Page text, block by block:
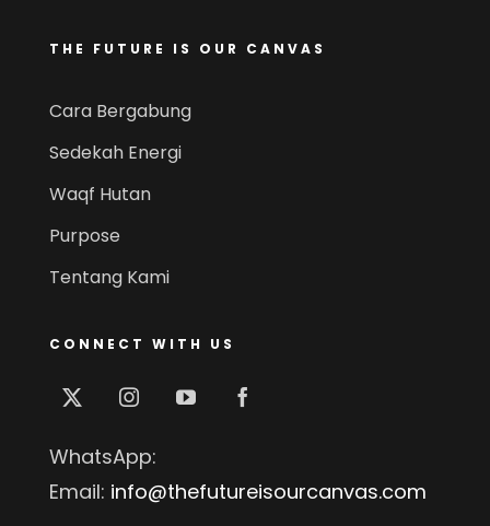
THE FUTURE IS OUR CANVAS
Cara Bergabung
Sedekah Energi
Waqf Hutan
Purpose
Tentang Kami
CONNECT WITH US
WhatsApp:
Email: info@thefutureisourcanvas.com